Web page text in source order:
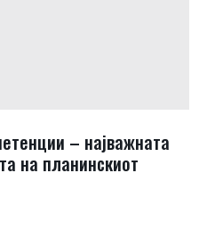
– најважната
на планинскиот